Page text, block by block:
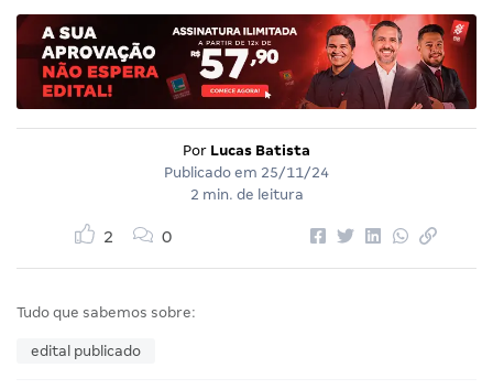
Por Lucas Batista
Publicado em 25/11/24
2 min. de leitura
2 0
Tudo que sabemos sobre:
edital publicado